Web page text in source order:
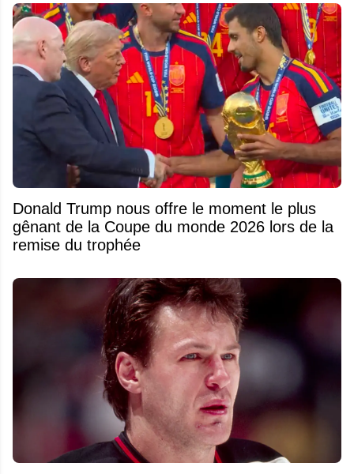
Donald Trump nous offre le moment le plus
gênant de la Coupe du monde 2026 lors de la
remise du trophée